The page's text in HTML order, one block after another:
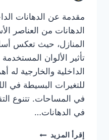
مقدمة عن الدهانات
الدهانات من العناصر
المنازل، حيث تعكس
تأثير الألوان
الداخلية والخارجية له
للتغيرات البسيطة في
في المساحات. تتنوع
في الدهانات…
إقرأ المزيد أحدث